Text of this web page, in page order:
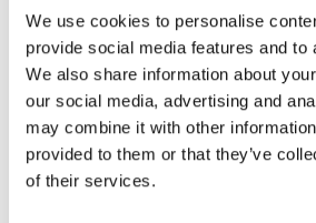
We use cookies to personalise
provide social media features and to
We also share information about
our social media, advertising and
may combine it with other
provided to them or that they’ve
of their services.